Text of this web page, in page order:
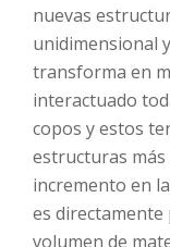
nuevas
unidimensional
transforma en
interactuado
copos y estos
estructuras más
incremento en
es
volumen de